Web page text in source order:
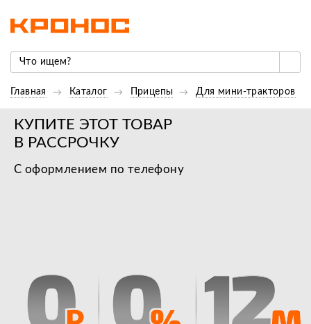
Главная Каталог Прицепы Для мини-тракторов
КУПИТЕ ЭТОТ ТОВАР
В РАССРОЧКУ
С оформлением по телефону